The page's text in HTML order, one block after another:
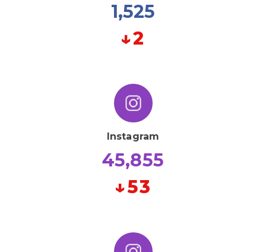
1,525
↓2
Instagram
45,855
↓56